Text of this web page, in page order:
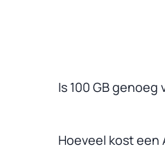
Is 100 GB genoeg
Hoeveel kost een